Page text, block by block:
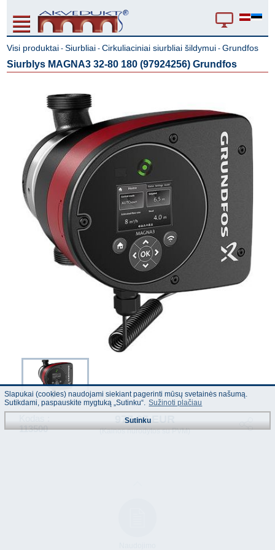
Visi produktai -Siurbliai -Cirkuliaciniai siurbliai šildymui -Grundfos
Siurblys MAGNA3 32-80 180 (97924256) Grundfos
113500
977.87 EUR
(Kainos nurodytos su PVM)
Slapukai (cookies) naudojami siekiant pagerinti mūsų svetainės našumą.
Sutikdami, paspauskite mygtuką „Sutinku“. Sužinoti plačiau
Sutinku